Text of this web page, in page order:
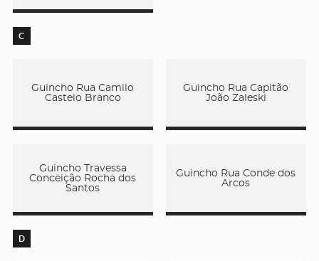
C
Guincho Rua Camilo
Castelo Branco
Guincho Rua Capitão
João Zaleski
Guincho Travessa
Conceição Rocha dos
Santos
Guincho Rua Conde dos
Arcos
D